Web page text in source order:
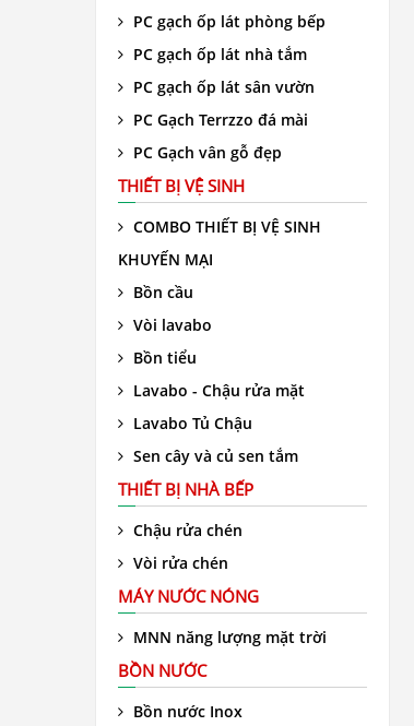
PC gạch ốp lát phòng bếp
PC gạch ốp lát nhà tắm
PC gạch ốp lát sân vườn
PC Gạch Terrzzo đá mài
PC Gạch vân gỗ đẹp
THIẾT BỊ VỆ SINH
COMBO THIẾT BỊ VỆ SINH
KHUYẾN MẠI
Bồn cầu
Vòi lavabo
Bồn tiểu
Lavabo - Chậu rửa mặt
Lavabo Tủ Chậu
Sen cây và củ sen tắm
THIẾT BỊ NHÀ BẾP
Chậu rửa chén
Vòi rửa chén
MÁY NƯỚC NÓNG
MNN năng lượng mặt trời
BỒN NƯỚC
Bồn nước Inox